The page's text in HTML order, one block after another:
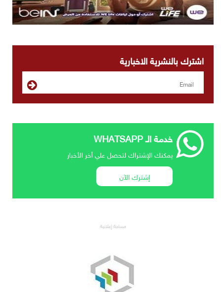
اشترك بالنشرية الاخبارية
خدمة الـ WHATSAPP
يمكنك الإشتراك لتحصل علي أخر الأخبار
إشترك الآن
مساحة إعلانية